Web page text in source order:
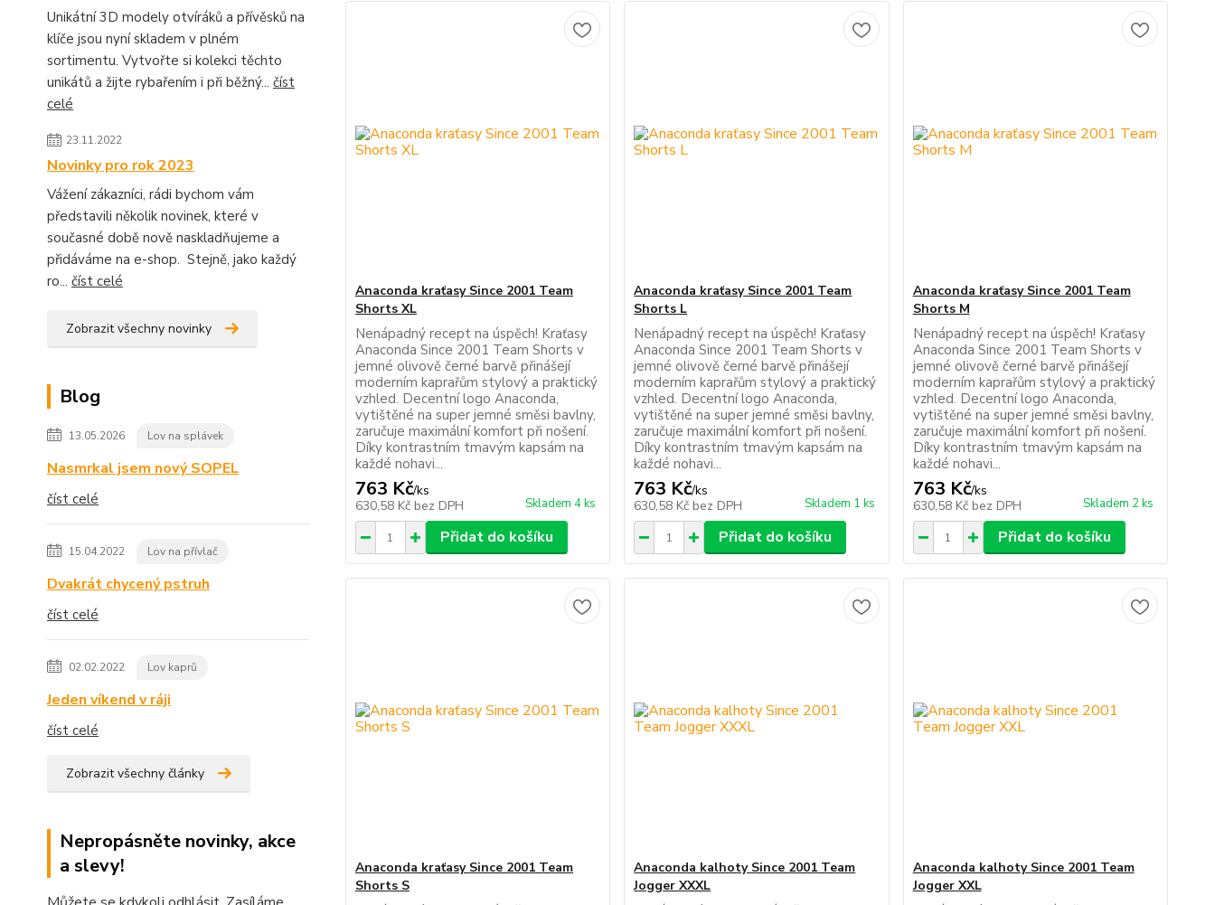
Unikátní 3D modely otvíráků a přívěsků na
klíče jsou nyní skladem v plném
sortimentu. Vytvořte si kolekci těchto
unikátů a žijte rybařením i při běžný... číst
celé
23.11.2022
Novinky pro rok 2023
Vážení zákazníci, rádi bychom vám
představili několik novinek, které v
současné době nově naskladňujeme a
přidáváme na e-shop. Stejně, jako každý
ro... číst celé
Zobrazit všechny novinky
Blog
13.05.2026 Lov na splávek
Nasmrkal jsem nový SOPEL
číst celé
15.04.2022 Lov na přívlač
Dvakrát chycený pstruh
číst celé
02.02.2022 Lov kaprů
Jeden víkend v ráji
číst celé
Zobrazit všechny články
Nepropásněte novinky, akce
a slevy!
Anaconda kraťasy Since 2001 Team
Shorts XL
Nenápadný recept na úspěch! Kraťasy
Anaconda Since 2001 Team Shorts v
jemné olivově černé barvě přinášejí
moderním kaprařům stylový a praktický
vzhled. Decentní logo Anaconda,
vytištěné na super jemné směsi bavlny,
zaručuje maximální komfort při nošení.
Díky kontrastním tmavým kapsám na
každé nohavi...
763 Kč/ks
630,58 Kč bez DPH Skladem 4 ks
Přidat do košíku
Anaconda kraťasy Since 2001 Team
Shorts L
Nenápadný recept na úspěch! Kraťasy
Anaconda Since 2001 Team Shorts v
jemné olivově černé barvě přinášejí
moderním kaprařům stylový a praktický
vzhled. Decentní logo Anaconda,
vytištěné na super jemné směsi bavlny,
zaručuje maximální komfort při nošení.
Díky kontrastním tmavým kapsám na
každé nohavi...
763 Kč/ks
630,58 Kč bez DPH Skladem 1 ks
Přidat do košíku
Anaconda kraťasy Since 2001 Team
Shorts M
Nenápadný recept na úspěch! Kraťasy
Anaconda Since 2001 Team Shorts v
jemné olivově černé barvě přinášejí
moderním kaprařům stylový a praktický
vzhled. Decentní logo Anaconda,
vytištěné na super jemné směsi bavlny,
zaručuje maximální komfort při nošení.
Díky kontrastním tmavým kapsám na
každé nohavi...
763 Kč/ks
630,58 Kč bez DPH Skladem 2 ks
Přidat do košíku
Anaconda kraťasy Since 2001 Team
Shorts S
Anaconda kalhoty Since 2001 Team
Jogger XXXL
Anaconda kalhoty Since 2001 Team
Jogger XXL